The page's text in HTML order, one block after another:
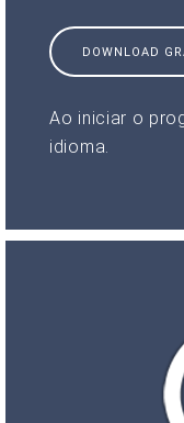
DOWNLOAD
Ao iniciar o
idioma.